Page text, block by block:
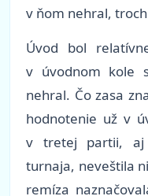
v ňom nehral,
Úvod bol
v úvodnom kole
nehral. Čo zasa
hodnotenie už v
v tretej partii, aj
turnaja, neveštila
remíza